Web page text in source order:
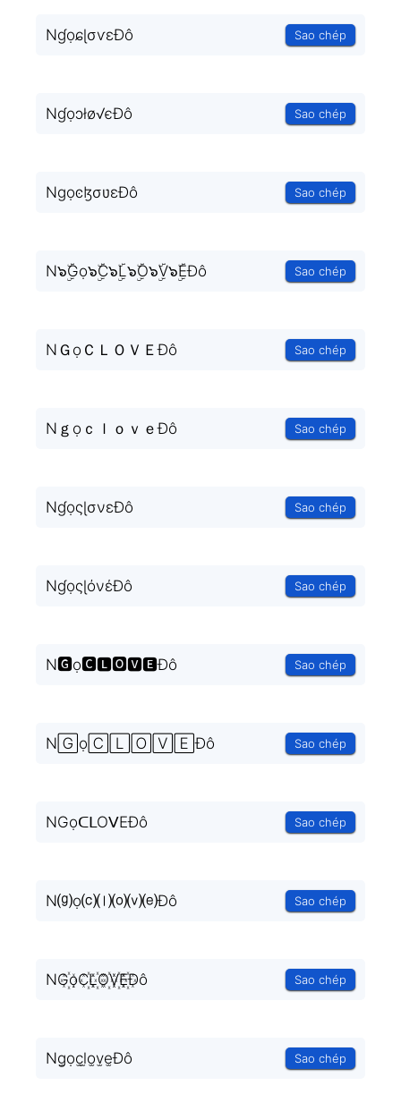
NɠọɕɭσѵεĐô Sao chép
Nɠọɔłø√єĐô Sao chép
NɡọͼɮσʋɛĐô Sao chép
N๖ۣۜGọ๖ۣۜC๖ۣۜL๖ۣۜO๖ۣۜV๖ۣۜEĐô Sao chép
NＧọＣＬＯＶＥĐô Sao chép
NｇọｃｌｏｖｅĐô Sao chép
NɠọςɭσνεĐô Sao chép
NɠọςɭόνέĐô Sao chép
N🅶ọ🅲🅻🅾🆅🅴Đô Sao chép
N🄶ọ🄲🄻🄾🅅🄴Đô Sao chép
NGọᑕᒪOᐯEĐô Sao chép
N⒢ọ⒞⒧⒪⒱⒠Đô Sao chép
NG꙰ọC꙰L꙰O꙰V꙰E꙰Đô Sao chép
Ng̫ọc̫l̫o̫v̫e̫Đô Sao chép